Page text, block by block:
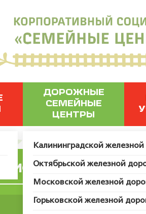
ДОРОЖНЫЕ
СЕМЕЙНЫЕ
ЦЕНТРЫ
Калининградской
Октябрьской железной
Московской железной
Горьковской железной